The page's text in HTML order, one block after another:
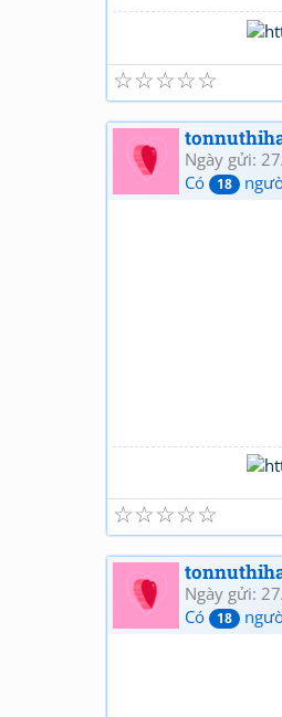
☆
☆
☆
☆
☆
Ngày gửi:
Có
18
☆
☆
☆
☆
☆
Ngày gửi:
Có
18